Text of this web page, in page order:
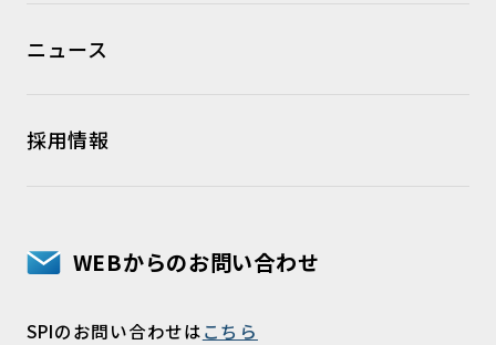
ニュース
採用情報
WEBからのお問い合わせ
SPIのお問い合わせはこちら